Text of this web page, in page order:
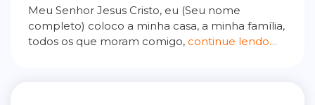
Meu Senhor Jesus Cristo, eu (Seu nome
completo) coloco a minha casa, a minha família,
todos os que moram comigo, continue lendo…